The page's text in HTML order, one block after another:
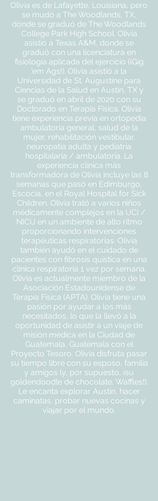
Olivia es de Lafayette, Louisiana, pero
se mudó a The Woodlands, TX,
donde se graduó de The Woodlands
College Park High School. Olivia
asistió a Texas A&M, donde se
graduó con una licenciatura en
fisiología aplicada del ejercicio (¡Gig
'em Ags!). Olivia asistió a la
Universidad de St. Augustine para
Ciencias de la Salud en Austin, TX y
se graduó en abril de 2020 con su
Doctorado en Terapia Física. Olivia
tiene experiencia previa en ortopedia
ambulatoria general, salud de la
mujer, rehabilitación vestibular,
neuropatía adulta y pediatría
hospitalaria / ambulatoria. La
experiencia clínica más
transformadora de Olivia incluye las 8
semanas que pasó en Edimburgo,
Escocia, en el Royal Hospital for Sick
Children. Olivia trató a varios niños
médicamente complejos en la UCI /
NICU en un ambiente de alto ritmo
proporcionando intervenciones
terapéuticas respiratorias. Olivia
también ayudó en el cuidado de
pacientes con fibrosis quística en una
clínica respiratoria 1 vez por semana.
Olivia es actualmente miembro de la
Asociación Estadounidense de
Terapia Física (APTA). Olivia tiene una
pasión por ayudar a los más
necesitados, lo que la llevó a la
oportunidad de asistir a un viaje de
misión médica en la Ciudad de
Guatemala, Guatemala con el
Proyecto Tesoro. Olivia disfruta pasar
su tiempo libre con su esposo, familia
y amigos (y, por supuesto, ¡su
goldendoodle de chocolate, Waffles!).
Le encanta explorar Austin, hacer
caminatas, probar nuevas cocinas y
viajar por el mundo.